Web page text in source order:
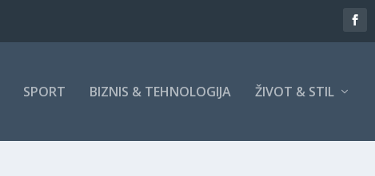
SPORT BIZNIS & TEHNOLOGIJA ŽIVOT & STIL